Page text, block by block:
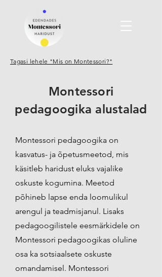
Tagasi lehele "Mis on Montessori?"
Montessori
pedagoogika alustalad
Montessori pedagoogika on
kasvatus- ja õpetusmeetod, mis
käsitleb haridust eluks vajalike
oskuste kogumina. Meetod
põhineb lapse enda loomulikul
arengul ja teadmisjanul. Lisaks
pedagoogilistele eesmärkidele on
Montessori pedagoogikas oluline
osa ka sotsiaalsete oskuste
omandamisel. Montessori